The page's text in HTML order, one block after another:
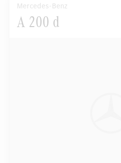
Mercedes-Benz
A 200 d